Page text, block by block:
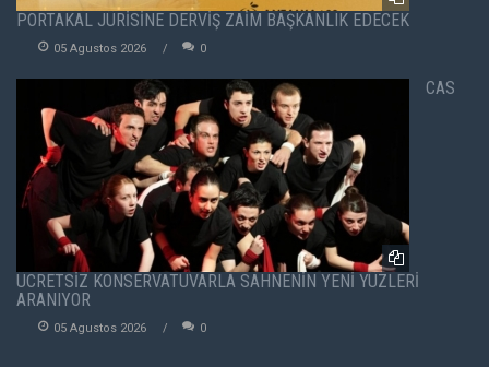
PORTAKAL JÜRİSİNE DERVİŞ ZAİM BAŞKANLIK EDECEK
05 Agustos 2026 0
CAS
ÜCRETSİZ KONSERVATUVARLA SAHNENİN YENİ YÜZLERİ
ARANIYOR
05 Agustos 2026 0